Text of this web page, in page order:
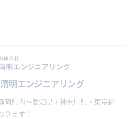
明エンジニアリング
岡県内～愛知県・神奈川県・東京都
ります！